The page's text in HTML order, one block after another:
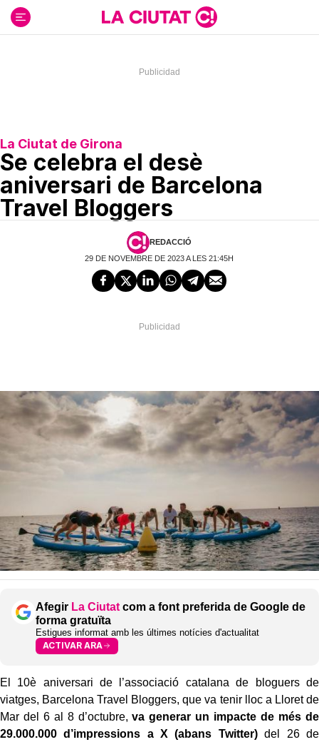
contenido
La Ciutat de Girona
Se celebra el desè
aniversari de Barcelona
Travel Bloggers
REDACCIÓ
29 DE NOVEMBRE DE 2023 A LES 21:45H
Afegir La Ciutat com a font preferida de Google de
forma gratuïta
Estigues informat amb les últimes notícies d'actualitat
ACTIVAR ARA
El 10è aniversari de l’associació catalana de bloguers de
viatges, Barcelona Travel Bloggers, que va tenir lloc a Lloret de
Mar del 6 al 8 d’octubre,va generar un impacte de més de
29.000.000 d’impressions a X (abans Twitter)del 26 de